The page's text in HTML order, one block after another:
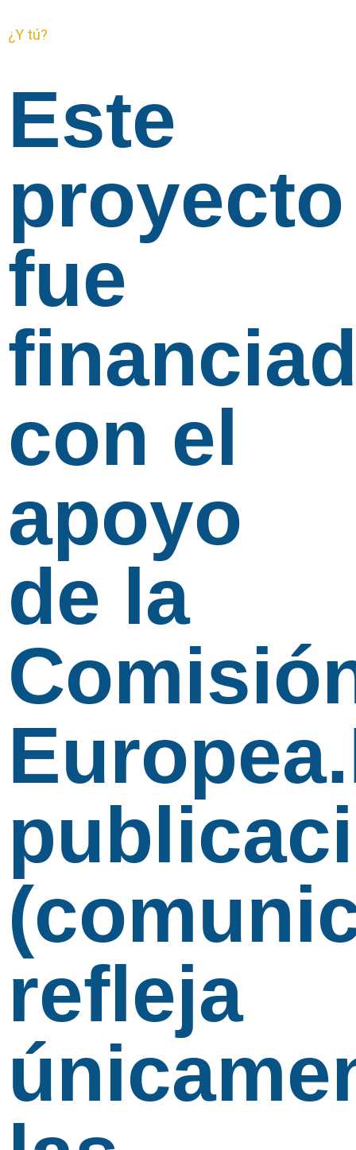
¿Y tú?
Este
proyecto
fue
con el
apoyo
de la
refleja